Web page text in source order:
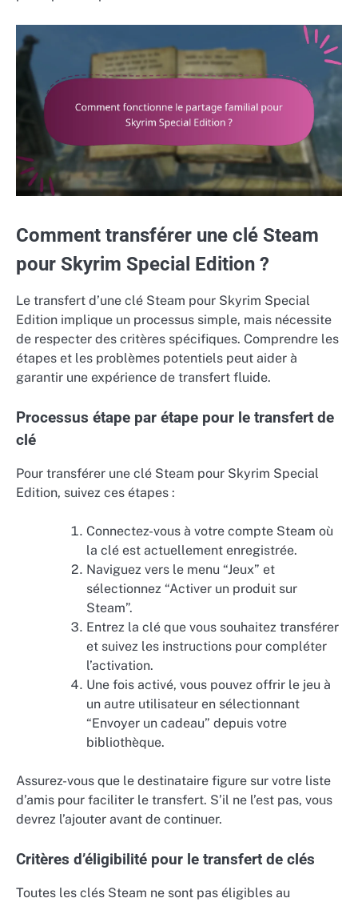
Comment transférer une clé Steam
pour Skyrim Special Edition ?
Le transfert d’une clé Steam pour Skyrim Special
Edition implique un processus simple, mais nécessite
de respecter des critères spécifiques. Comprendre les
étapes et les problèmes potentiels peut aider à
garantir une expérience de transfert fluide.
Processus étape par étape pour le transfert de
clé
Pour transférer une clé Steam pour Skyrim Special
Edition, suivez ces étapes :
Connectez-vous à votre compte Steam où
la clé est actuellement enregistrée.
Naviguez vers le menu “Jeux” et
sélectionnez “Activer un produit sur
Steam”.
Entrez la clé que vous souhaitez transférer
et suivez les instructions pour compléter
l’activation.
Une fois activé, vous pouvez offrir le jeu à
un autre utilisateur en sélectionnant
“Envoyer un cadeau” depuis votre
bibliothèque.
Assurez-vous que le destinataire figure sur votre liste
d’amis pour faciliter le transfert. S’il ne l’est pas, vous
devrez l’ajouter avant de continuer.
Critères d’éligibilité pour le transfert de clés
Toutes les clés Steam ne sont pas éligibles au